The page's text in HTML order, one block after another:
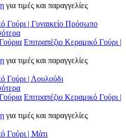
για τιμές και παραγγελίες
Επιτραπέζιο Κεραμικό Γούρι |
για τιμές και παραγγελίες
Επιτραπέζιο Κεραμικό Γούρι |
για τιμές και παραγγελίες